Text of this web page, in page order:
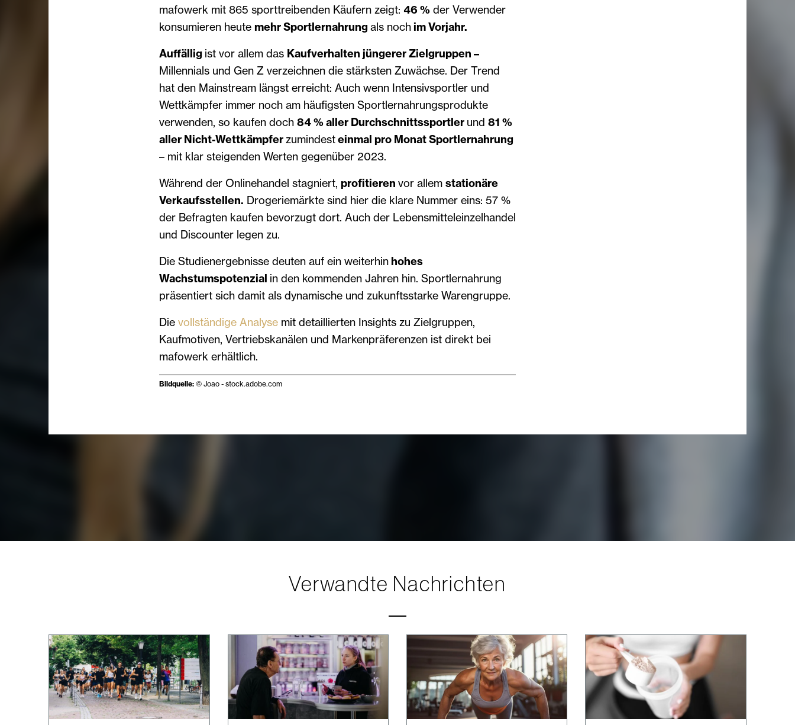
mafowerk mit 865 sporttreibenden Käufern zeigt: 46 %der Verwender
konsumieren heute mehr Sportlernahrung als nochim Vorjahr.
Auffällig ist vor allem das Kaufverhalten jüngerer Zielgruppen –
Millennials und Gen Z verzeichnen die stärksten Zuwächse. Der Trend
hat den Mainstream längst erreicht: Auch wenn Intensivsportler und
Wettkämpfer immer noch am häufigsten Sportlernahrungsprodukte
verwenden, so kaufen doch 84 % aller Durchschnittssportler und 81 %
aller Nicht-Wettkämpferzumindesteinmal pro Monat Sportlernahrung
– mit klar steigenden Werten gegenüber 2023.
Während der Onlinehandel stagniert, profitieren vor allem stationäre
Verkaufsstellen. Drogeriemärkte sind hier die klare Nummer eins: 57 %
der Befragten kaufen bevorzugt dort. Auch der Lebensmitteleinzelhandel
und Discounter legen zu.
Die Studienergebnisse deuten auf ein weiterhinhohes
Wachstumspotenzial in den kommenden Jahren hin. Sportlernahrung
präsentiert sich damit als dynamische und zukunftsstarke Warengruppe.
Die vollständige Analysemit detaillierten Insights zu Zielgruppen,
Kaufmotiven, Vertriebskanälen und Markenpräferenzen ist direkt bei
mafowerk erhältlich.
Bildquelle:© Joao - stock.adobe.com
Verwandte Nachrichten